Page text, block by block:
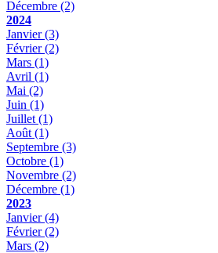
Décembre (2)
2024
Janvier(3)
Février(2)
Mars (1)
Avril (1)
Mai (2)
Juin (1)
Juillet (1)
Août (1)
Septembre (3)
Octobre (1)
Novembre (2)
Décembre (1)
2023
Janvier(4)
Février(2)
Mars (2)